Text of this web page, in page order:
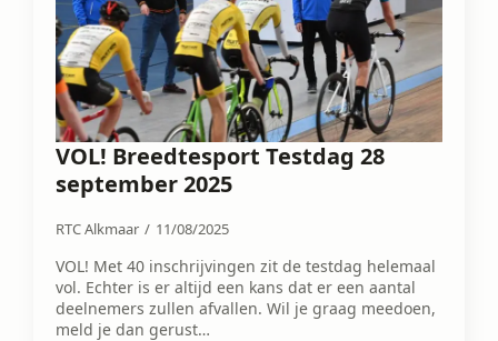
VOL! Breedtesport Testdag 28
september 2025
RTC Alkmaar 11/08/2025
VOL! Met 40 inschrijvingen zit de testdag helemaal
vol. Echter is er altijd een kans dat er een aantal
deelnemers zullen afvallen. Wil je graag meedoen,
meld je dan gerust…